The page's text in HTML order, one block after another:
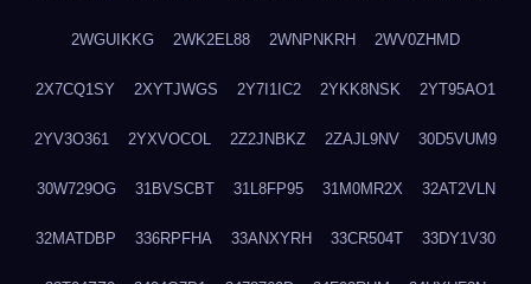
2WGUIKKG 2WK2EL88 2WNPNKRH 2WV0ZHMD
2X7CQ1SY 2XYTJWGS 2Y7I1IC2 2YKK8NSK 2YT95AO1
2YV3O361 2YXVOCOL 2Z2JNBKZ 2ZAJL9NV 30D5VUM9
30W729OG 31BVSCBT 31L8FP95 31M0MR2X 32AT2VLN
32MATDBP 336RPFHA 33ANXYRH 33CR504T 33DY1V30